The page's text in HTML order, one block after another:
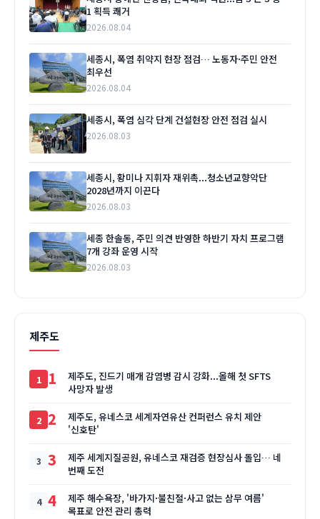
1 획득 쾌거
2026.08.04
세종시, 폭염 취약지 현장 점검… 노동자·주민 안전
최우선
2026.08.04
세종시, 폭염 심각 단계 건설현장 안전 점검 실시
2026.08.03
세종시, 황미나 지휘자 재위촉...청소년교향악단
2028년까지 이끈다
2026.08.03
세종 한솔동, 주민 의견 반영한 하반기 자치 프로그램
7개 강좌 운영 시작
2026.08.03
제주도
1
제주도, 진드기 매개 감염병 감시 강화...올해 첫 SFTS
사망자 발생
2
제주도, 유네스코 세계자연유산 컨퍼런스 유치 제안
'신호탄'
3
제주 세계지질공원, 유네스코 재검증 현장심사 돌입… 네
번째 도전
4
제주 해수욕장, '바가지·불친절·사고 없는 삼무 여름'
목표로 안전 관리 총력